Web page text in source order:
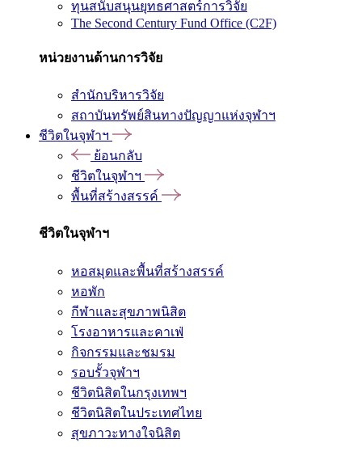
ทุนสนับสนุนยุทธศาสตร์การวิจัย
The Second Century Fund Office (C2F)
หน่วยงานด้านการวิจัย
สำนักบริหารวิจัย
สถาบันทรัพย์สินทางปัญญาแห่งจุฬาฯ
ชีวิตในจุฬาฯ
ย้อนกลับ
ชีวิตในจุฬาฯ
พื้นที่สร้างสรรค์
ชีวิตในจุฬาฯ
หอสมุดและพื้นที่สร้างสรรค์
หอพัก
กีฬาและสุขภาพนิสิต
โรงอาหารและคาเฟ่
กิจกรรมและชมรม
รอบรั้วจุฬาฯ
ชีวิตนิสิตในกรุงเทพฯ
ชีวิตนิสิตในประเทศไทย
สุขภาวะทางใจนิสิต